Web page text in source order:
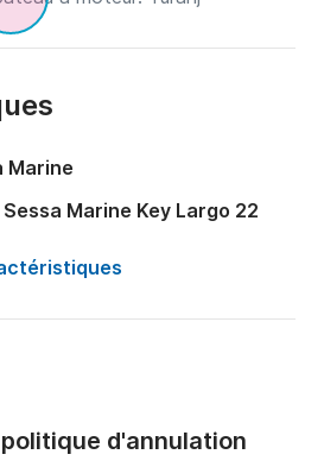
Marine
Marine Key Largo 22
1
d'annulation